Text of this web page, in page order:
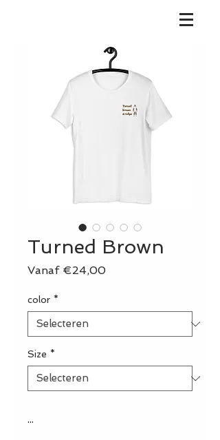
Turned Brown
Vanaf €24,00Verkoopprijs
color *
Size *
...